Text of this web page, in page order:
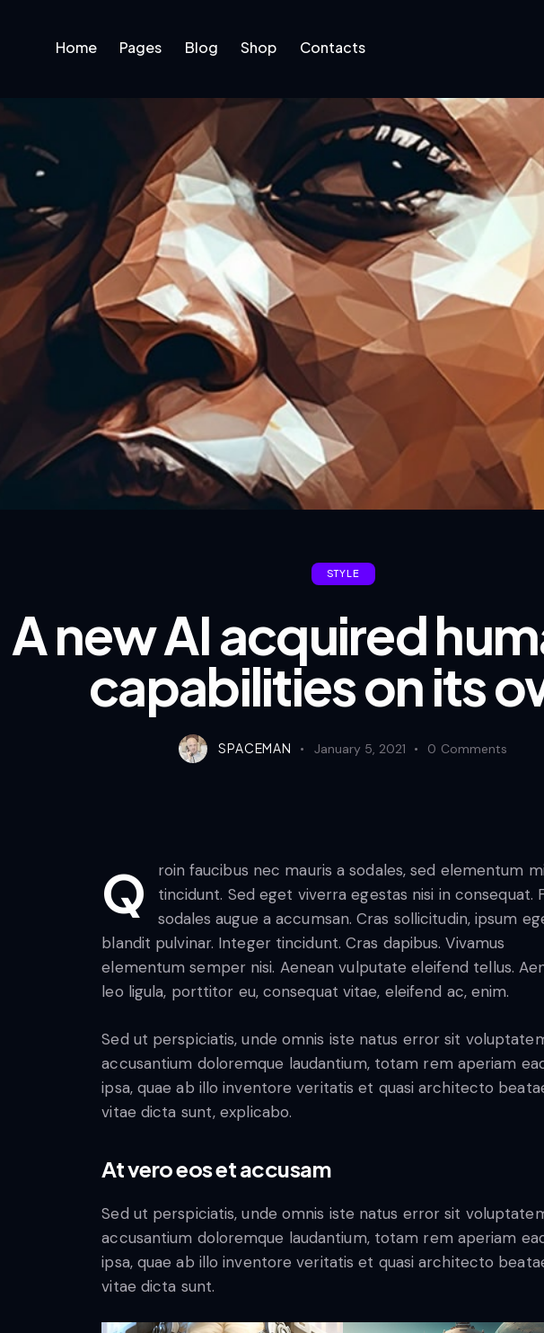
Home Pages Blog Shop Contacts
Home Shop Contacts
STYLE
A new AI acquired
capabilities on its
SPACEMAN January 5, 2021 0 Comments
Qroin faucibus nec mauris a sodales, sed elementum mi
tincidunt. Sed eget viverra egestas nisi in consequat.
sodales augue a accumsan. Cras sollicitudin, ipsum
blandit pulvinar. Integer tincidunt. Cras dapibus. Vivamus
elementum semper nisi. Aenean vulputate eleifend tellus.
leo ligula, porttitor eu, consequat vitae, eleifend ac, enim.
Sed ut perspiciatis, unde omnis iste natus error sit
accusantium doloremque laudantium, totam rem aperiam
ipsa, quae ab illo inventore veritatis et quasi architecto
vitae dicta sunt, explicabo.
At vero eos et accusam
Sed ut perspiciatis, unde omnis iste natus error sit
accusantium doloremque laudantium, totam rem aperiam
ipsa, quae ab illo inventore veritatis et quasi architecto
vitae dicta sunt.